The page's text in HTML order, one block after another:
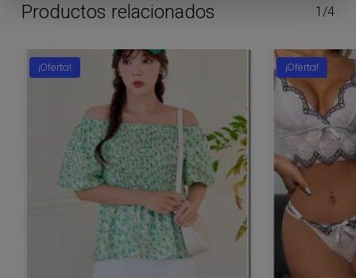
Productos relacionados 1/4
¡Oferta! ¡Oferta!